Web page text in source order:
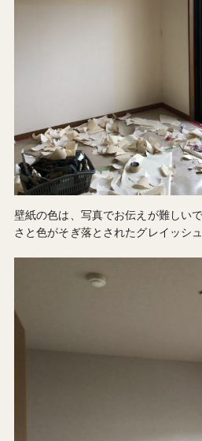
壁紙の色は、写真でお伝えが難しい
さと色がそぎ落とされたグレイッシュ